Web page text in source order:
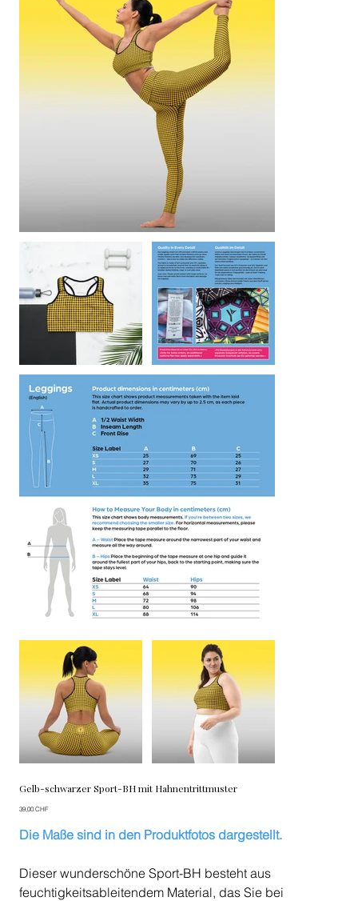
Gelb-schwarzer Sport-BH mit Hahnentrittmuster
Preis
39,00 CHF
Die Maße sind in den Produktfotos dargestellt.
Dieser wunderschöne Sport-BH besteht aus
feuchtigkeitsableitendem Material, das Sie bei